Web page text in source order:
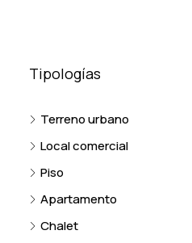
Tipologías
Terreno urbano
Local comercial
Piso
Apartamento
Chalet